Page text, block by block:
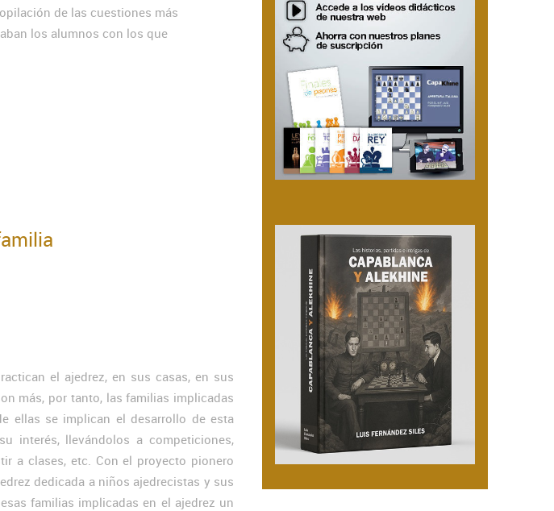
de las cuestiones más
los alumnos con los que
el ajedrez, en sus casas, en sus
más, por tanto, las familias implicadas
ellas se implican el desarrollo de esta
interés, llevándolos a competiciones,
a clases, etc. Con el proyecto pionero
dedicada a niños ajedrecistas y sus
familias implicadas en el ajedrez un